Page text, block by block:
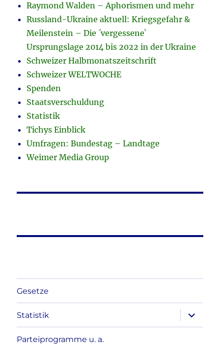
Raymond Walden – Aphorismen und mehr
Russland-Ukraine aktuell: Kriegsgefahr &
Meilenstein – Die ´vergessene`
Ursprungslage 2014 bis 2022 in der Ukraine
Schweizer Halbmonatszeitschrift
Schweizer WELTWOCHE
Spenden
Staatsverschuldung
Statistik
Tichys Einblick
Umfragen: Bundestag – Landtage
Weimer Media Group
Gesetze
Statistik
anzeigen
Parteiprogramme u. a.